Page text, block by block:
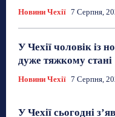
Новини Чехії 7 Серпня,
У Чехії чоловік із
дуже тяжкому стані
Новини Чехії 7 Серпня,
У Чехії сьогодні